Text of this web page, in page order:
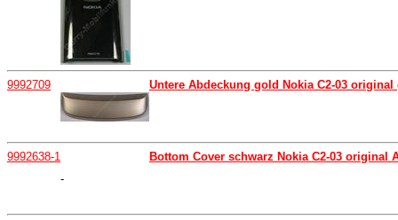
9992709 Untere Abdeckung gold Nokia C2-03
9992638-1
-
Bottom Cover schwarz Nokia C2-03 original